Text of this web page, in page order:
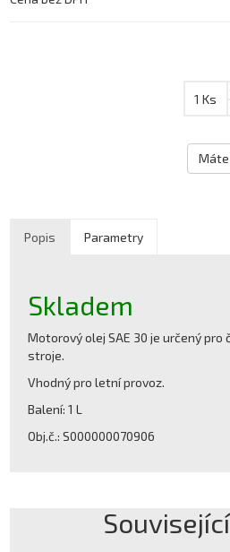
1 Ks
Popis Parametry
Skladem
Motorový olej SAE 30 je určený
stroje.
Vhodný pro letní provoz.
Balení: 1 L
Obj.č.: S000000070906